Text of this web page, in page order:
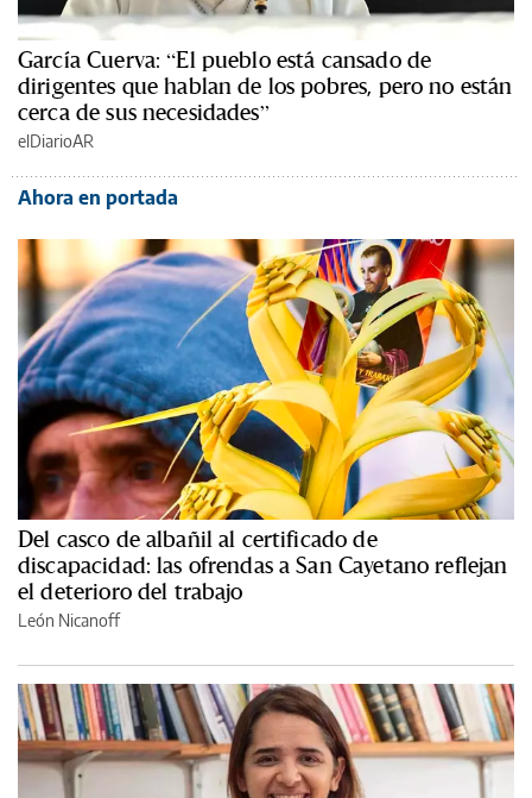
García Cuerva: “El pueblo está cansado de
dirigentes que hablan de los pobres, pero no están
cerca de sus necesidades”
elDiarioAR
Ahora en portada
Del casco de albañil al certificado de
discapacidad: las ofrendas a San Cayetano reflejan
el deterioro del trabajo
León Nicanoff